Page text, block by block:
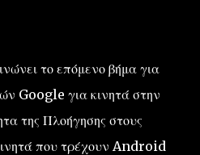
το επόμενο βήμα για
Google για κινητά στην
της Πλοήγησης στους
που τρέχουν Android